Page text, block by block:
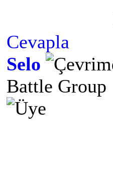
Cevapla
Selo
Battle Group